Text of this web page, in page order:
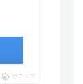
ポチップ